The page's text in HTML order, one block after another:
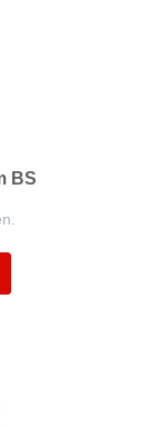
BS